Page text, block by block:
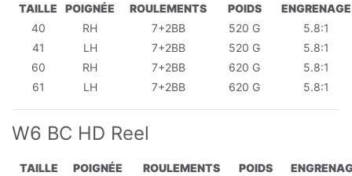
TAILLE POIGNÉE ROULEMENTS POIDS
ENGRENAGE
40
RH 7+2BB 520 G
5.8:1
41
LH 7+2BB 520 G
5.8:1
60
RH 7+2BB 620 G
5.8:1
61
LH 7+2BB 620 G 5.8:1
W6 BC HD Reel
TAILLE POIGNÉE ROULEMENTS POIDS